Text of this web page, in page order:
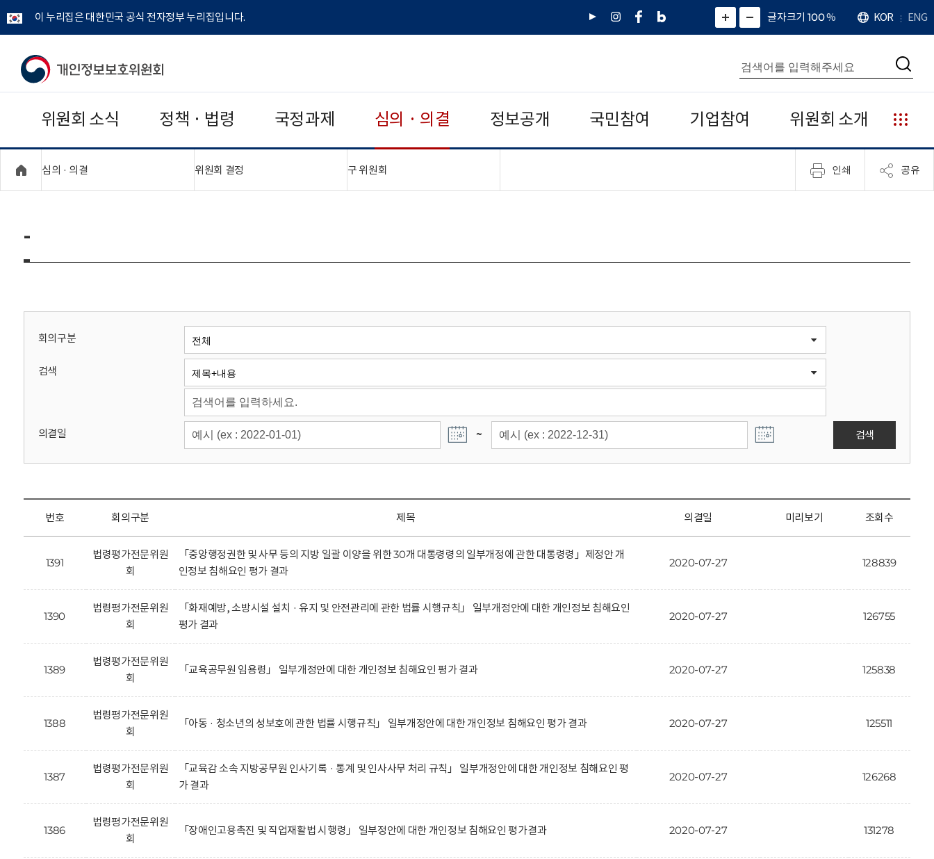
이 누리집은 대한민국 공식 전자정부 누리집입니다.
유
인
페
네
그
)
화
면
면
소
확
대
치
글자크기 100%
언
어
KOR ENG
개
보
보
위
회
통
합
검
색
검
위원회 소식 정책 · 법령 국정과제 심의 · 의결 정보공개 국민참여 기업참여 위원회 소개
누
리
집
안
심의 · 의결 위원회 결정 구 위원회 인쇄 공유
-
회의구분
검색
의결일 ~ 검색
번호 회의구분 제목 의결일 미리보기 조회수
1391
법령평가전문위원
회
「중앙행정권한 및 사무 등의 지방 일괄 이양을 위한 30개 대통령령의 일부개정에 관한 대통령령」제정안 개
인정보 침해요인 평가 결과
2020-07-27 128839
1390
법령평가전문위원
회
「화재예방, 소방시설 설치 · 유지 및 안전관리에 관한 법률 시행규칙」 일부개정안에 대한 개인정보 침해요인
평가 결과
2020-07-27 126755
1389
법령평가전문위원
회
「교육공무원 임용령」 일부개정안에 대한 개인정보 침해요인 평가 결과 2020-07-27 125838
1388
법령평가전문위원
회
「아동 · 청소년의 성보호에 관한 법률 시행규칙」 일부개정안에 대한 개인정보 침해요인 평가 결과 2020-07-27 125511
1387
법령평가전문위원
회
「교육감 소속 지방공무원 인사기록 · 통계 및 인사사무 처리 규칙」 일부개정안에 대한 개인정보 침해요인 평
가 결과
2020-07-27 126268
1386
법령평가전문위원
회
「장애인고용촉진 및 직업재활법 시행령」 일부정안에 대한 개인정보 침해요인 평가결과 2020-07-27 131278